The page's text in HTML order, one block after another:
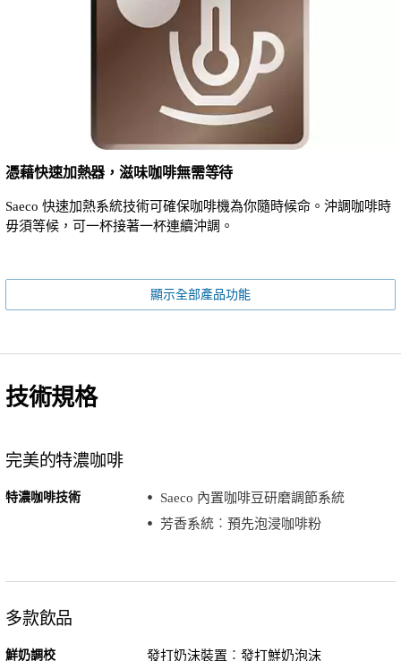
憑藉快速加熱器，滋味咖啡無需等待
Saeco 快速加熱系統技術可確保咖啡機為你隨時候命。沖調咖啡時
毋須等候，可一杯接著一杯連續沖調。
顯示全部產品功能
技術規格
完美的特濃咖啡
特濃咖啡技術
Saeco 內置咖啡豆研磨調節系統
芳香系統︰預先泡浸咖啡粉
多款飲品
鮮奶調校 發打奶沫裝置︰發打鮮奶泡沫